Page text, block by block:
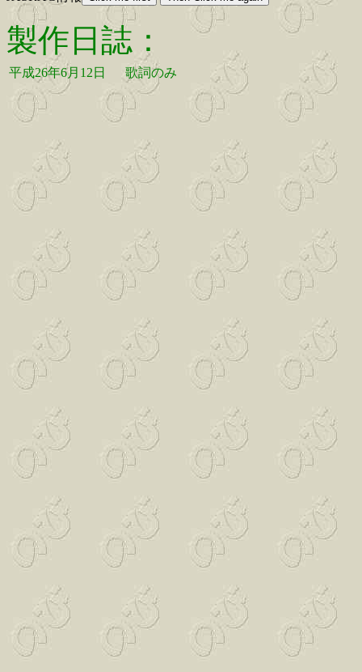
製作日誌：
平成26年6月12日 歌詞のみ